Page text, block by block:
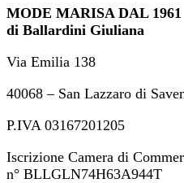
MODE MARISA DAL 1961
di Ballardini Giuliana
Via Emilia 138
40068 – San Lazzaro di
P.IVA 03167201205
Iscrizione Camera di
n° BLLGLN74H63A944T